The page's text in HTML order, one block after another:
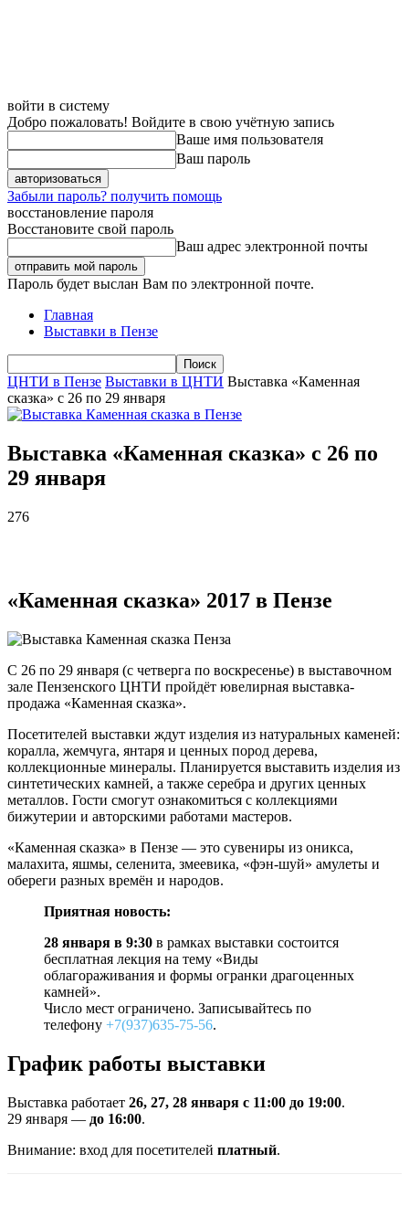
войти в систему
Добро пожаловать! Войдите в свою учётную запись
Ваше имя пользователя
Ваш пароль
Забыли пароль? получить помощь
восстановление пароля
Восстановите свой пароль
Ваш адрес электронной почты
Пароль будет выслан Вам по электронной почте.
Главная
Выставки в Пензе
ЦНТИ в Пензе Выставки в ЦНТИ Выставка «Каменная
сказка» с 26 по 29 января
Выставка «Каменная сказка» с 26 по
29 января
276
«Каменная сказка» 2017 в Пензе
С 26 по 29 января (с четверга по воскресенье) в выставочном
зале Пензенского ЦНТИ пройдёт ювелирная выставка-
продажа «Каменная сказка».
Посетителей выставки ждут изделия из натуральных каменей:
коралла, жемчуга, янтаря и ценных пород дерева,
коллекционные минералы. Планируется выставить изделия из
синтетических камней, а также серебра и других ценных
металлов. Гости смогут ознакомиться с коллекциями
бижутерии и авторскими работами мастеров.
«Каменная сказка» в Пензе — это сувениры из оникса,
малахита, яшмы, селенита, змеевика, «фэн-шуй» амулеты и
обереги разных времён и народов.
Приятная новость:
28 января в 9:30 в рамках выставки состоится
бесплатная лекция на тему «Виды
облагораживания и формы огранки драгоценных
камней».
Число мест ограничено. Записывайтесь по
телефону +7(937)635-75-56.
График работы выставки
Выставка работает 26, 27, 28 января с 11:00 до 19:00.
29 января — до 16:00.
Внимание: вход для посетителей платный.